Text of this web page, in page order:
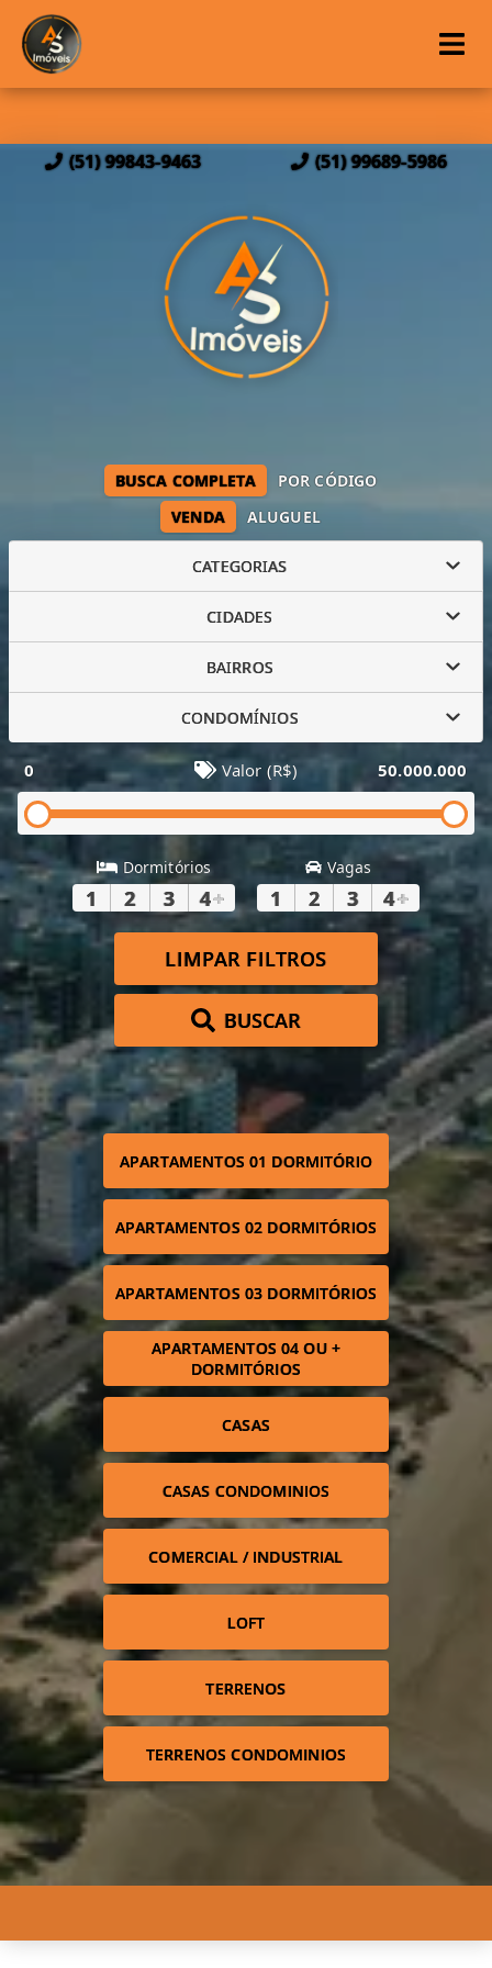
(51) 99843-9463 (51) 99689-5986
VENDA ALUGUEL
BUSCA COMPLETA POR CÓDIGO
CATEGORIAS
CIDADES
BAIRROS
CONDOMÍNIOS
0 Valor (R$) 50.000.000
Dormitórios
1 2 3 4+
Vagas
1 2 3 4+
LIMPAR FILTROS
BUSCAR
APARTAMENTOS 01 DORMITÓRIO
APARTAMENTOS 02 DORMITÓRIOS
APARTAMENTOS 03 DORMITÓRIOS
APARTAMENTOS 04 OU +
DORMITÓRIOS
CASAS
CASAS CONDOMINIOS
COMERCIAL / INDUSTRIAL
LOFT
TERRENOS
TERRENOS CONDOMINIOS